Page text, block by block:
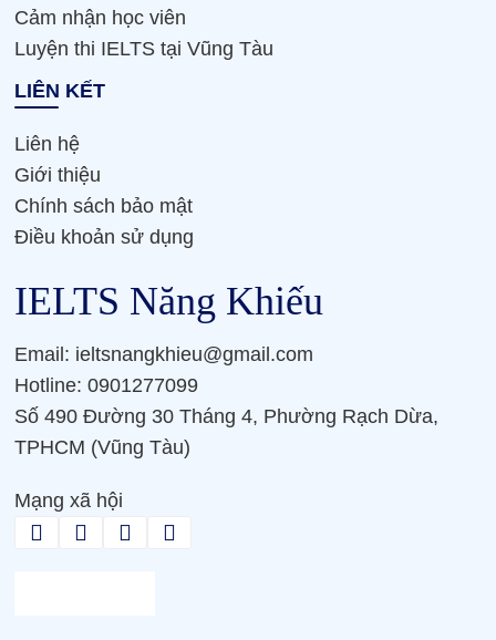
Cảm nhận học viên
Luyện thi IELTS tại Vũng Tàu
LIÊN KẾT
Liên hệ
Giới thiệu
Chính sách bảo mật
Điều khoản sử dụng
IELTS Năng Khiếu
Email: ieltsnangkhieu@gmail.com
Hotline: 0901277099
Số 490 Đường 30 Tháng 4, Phường Rạch Dừa,
TPHCM (Vũng Tàu)
Mạng xã hội